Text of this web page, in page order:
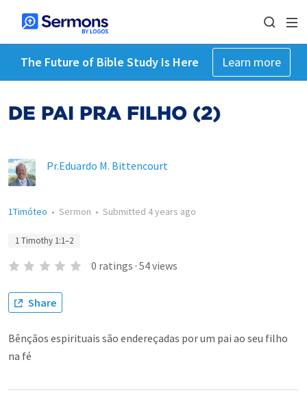
The Future of Bible Study Is Here Learn more
DE PAI PRA FILHO (2)
Pr.Eduardo M. Bittencourt
1Timóteo • Sermon • Submitted 4 years ago
1 Timothy 1:1–2
0 ratings · 54views
Share
Bênçãos espirituais são endereçadas por um pai ao seu filho
na fé